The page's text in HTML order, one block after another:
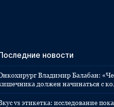
новости
Владимир Балабан:
должен начинаться с
vs этикетка: исследование